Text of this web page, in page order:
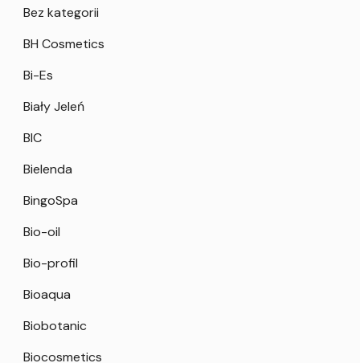
Bez kategorii
BH Cosmetics
Bi-Es
Biały Jeleń
BIC
Bielenda
BingoSpa
Bio-oil
Bio-profil
Bioaqua
Biobotanic
Biocosmetics